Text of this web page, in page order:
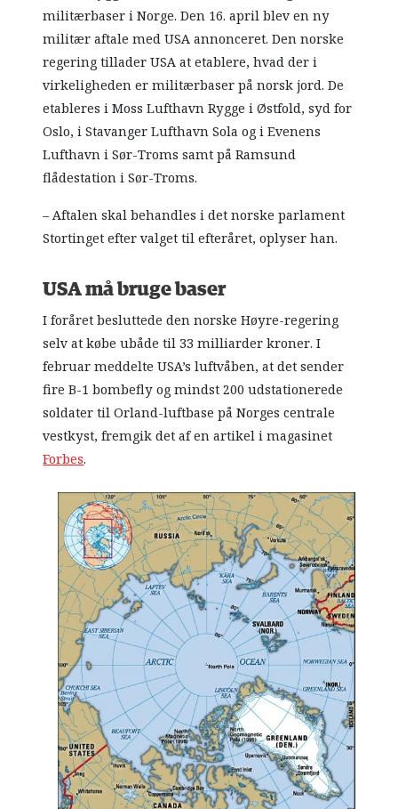
militærbaser i Norge. Den 16. april blev en ny
militær aftale med USA annonceret. Den norske
regering tillader USA at etablere, hvad der i
virkeligheden er militærbaser på norsk jord. De
etableres i Moss Lufthavn Rygge i Østfold, syd for
Oslo, i Stavanger Lufthavn Sola og i Evenens
Lufthavn i Sør-Troms samt på Ramsund
flådestation i Sør-Troms.
– Aftalen skal behandles i det norske parlament
Stortinget efter valget til efteråret, oplyser han.
USA må bruge baser
I foråret besluttede den norske Høyre-regering
selv at købe ubåde til 33 milliarder kroner. I
februar meddelte USA’s luftvåben, at det sender
fire B-1 bombefly og mindst 200 udstationerede
soldater til Orland-luftbase på Norges centrale
vestkyst, fremgik det af en artikel i magasinet
Forbes.